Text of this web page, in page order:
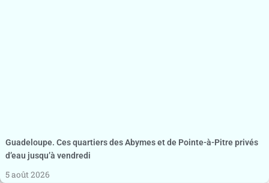
Guadeloupe. Ces quartiers des Abymes et de Pointe-à-Pitre privés
d’eau jusqu’à vendredi
5 août 2026